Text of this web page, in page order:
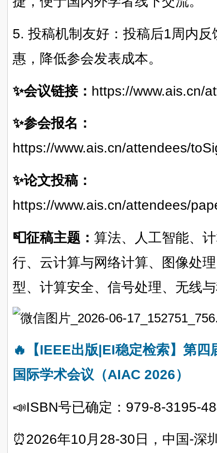
5. 投稿机制友好：投稿后1周内
惠 ，降低参会发表成本。
✨会议链接： https://www.ais.cn/
✨参会报名：
https://www.ais.cn/attendees/
✨论文投稿：
https://www.ais.cn/attendees/
📮征稿主题： 算法、人工智能、
行、云计算与网络计算、图像处
型、计算安全、信号处理、无线
🔥【IEEE出版|EI稳定检索】第
国际学术会议（AIAC 2026）
📣ISBN号已确定：979-8-3195-
⏰2026年10月28-30日，中国-深